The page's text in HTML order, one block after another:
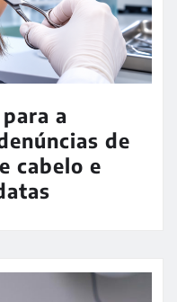
a
de
cabelo e